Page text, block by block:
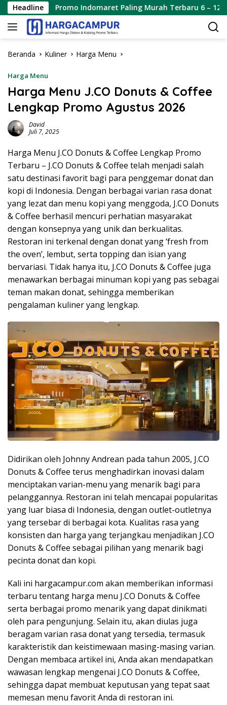
Langsung
ke
konten
Headline
Promo Indomaret Paling Murah Terbaru 6 – 12 Agustus
Beranda Kuliner Harga Menu
Harga Menu
Harga Menu J.CO Donuts & Coffee
Lengkap Promo Agustus 2026
David
Juli 7, 2025
Harga Menu J.CO Donuts & Coffee Lengkap Promo
Terbaru – J.CO Donuts & Coffee telah menjadi salah
satu destinasi favorit bagi para penggemar donat dan
kopi di Indonesia. Dengan berbagai varian rasa donat
yang lezat dan menu kopi yang menggoda, J.CO Donuts
& Coffee berhasil mencuri perhatian masyarakat
dengan konsepnya yang unik dan berkualitas.
Restoran ini terkenal dengan donat yang ‘fresh from
the oven’, lembut, serta topping dan isian yang
bervariasi. Tidak hanya itu, J.CO Donuts & Coffee juga
menawarkan berbagai minuman kopi yang pas sebagai
teman makan donat, sehingga memberikan
pengalaman kuliner yang lengkap.
Didirikan oleh Johnny Andrean pada tahun 2005, J.CO
Donuts & Coffee terus menghadirkan inovasi dalam
menciptakan varian-menu yang menarik bagi para
pelanggannya. Restoran ini telah mencapai popularitas
yang luar biasa di Indonesia, dengan outlet-outletnya
yang tersebar di berbagai kota. Kualitas rasa yang
konsisten dan harga yang terjangkau menjadikan J.CO
Donuts & Coffee sebagai pilihan yang menarik bagi
pecinta donat dan kopi.
Kali ini hargacampur.com akan memberikan informasi
terbaru tentang harga menu J.CO Donuts & Coffee
serta berbagai promo menarik yang dapat dinikmati
oleh para pengunjung. Selain itu, akan diulas juga
beragam varian rasa donat yang tersedia, termasuk
karakteristik dan keistimewaan masing-masing varian.
Dengan membaca artikel ini, Anda akan mendapatkan
wawasan lengkap mengenai J.CO Donuts & Coffee,
sehingga dapat membuat keputusan yang tepat saat
memesan menu favorit Anda di restoran ini.